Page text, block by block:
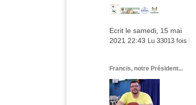
Ecrit le samedi, 15 mai
2021 22:43 Lu 33013 fois
Francis, notre Président...